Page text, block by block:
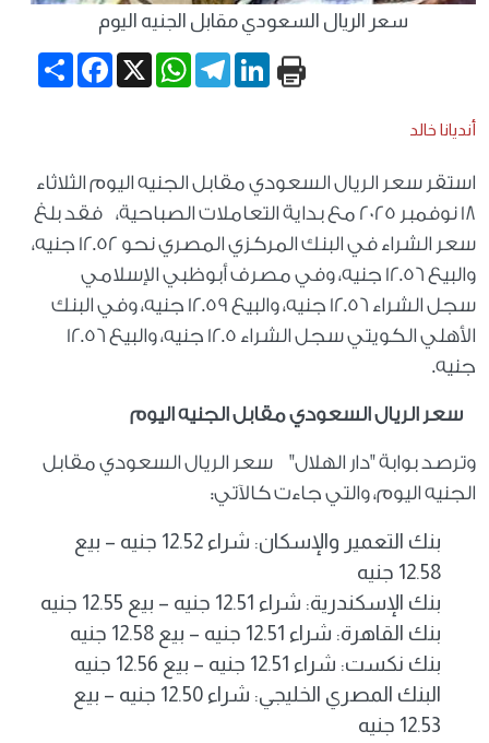
سعر الريال السعودي مقابل الجنيه اليوم
Share
Facebook X
WhatsApp
TelegramLinkedIn
أنديانا خالد
استقر سعر الريال السعودي مقابل الجنيه اليوم الثلاثاء
18 نوفمبر 2025 مع بداية التعاملات الصباحية، فقد بلغ
سعر الشراء في البنك المركزي المصري نحو 12.52 جنيه،
والبيع 12.56 جنيه، وفي مصرف أبوظبي الإسلامي
سجل الشراء 12.56 جنيه، والبيع 12.59 جنيه، وفي البنك
الأهلي الكويتي سجل الشراء 12.5 جنيه، والبيع 12.56
جنيه.
سعر الريال السعودي مقابل الجنيه اليوم
وترصد بوابة "دار الهلال" سعر الريال السعودي مقابل
الجنيه اليوم، والتي جاءت كالآتي:
بنك التعمير والإسكان: شراء 12.52 جنيه – بيع
12.58 جنيه
بنك الإسكندرية: شراء 12.51 جنيه – بيع 12.55 جنيه
بنك القاهرة: شراء 12.51 جنيه – بيع 12.58 جنيه
بنك نكست: شراء 12.51 جنيه – بيع 12.56 جنيه
البنك المصري الخليجي: شراء 12.50 جنيه – بيع
12.53 جنيه